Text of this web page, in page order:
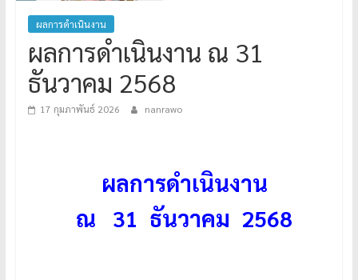
ผลการดำเนินงาน
ผลการดำเนินงาน ณ 31
ธันวาคม 2568
17 กุมภาพันธ์ 2026 nanrawo
ผลการดำเนินงาน
ณ 31 ธันวาคม 2568